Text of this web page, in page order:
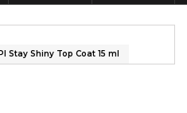
Stay Shiny Top Coat 15 ml